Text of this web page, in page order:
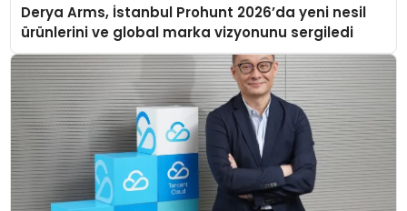
Derya Arms, İstanbul Prohunt 2026’da yeni nesil
ürünlerini ve global marka vizyonunu sergiledi